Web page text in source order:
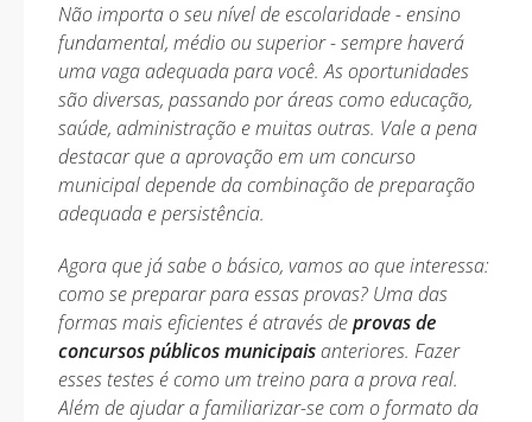
Não importa o seu nível de escolaridade - ensino
fundamental, médio ou superior - sempre haverá
uma vaga adequada para você. As oportunidades
são diversas, passando por áreas como educação,
saúde, administração e muitas outras. Vale a pena
destacar que a aprovação em um concurso
municipal depende da combinação de preparação
adequada e persistência.
Agora que já sabe o básico, vamos ao que interessa:
como se preparar para essas provas? Uma das
formas mais eficientes é através deprovas de
concursos públicos municipaisanteriores. Fazer
esses testes é como um treino para a prova real.
Além de ajudar a familiarizar-se com o formato da